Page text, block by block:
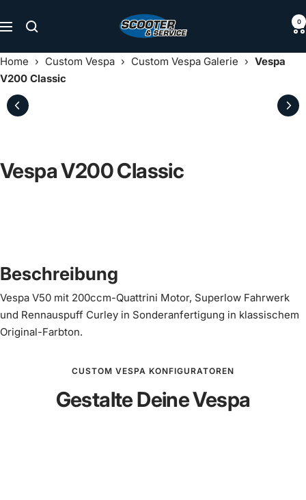
zum
Navigation
Scooter
Service
0
Home › Custom Vespa › Custom Vespa Galerie › Vespa
V200 Classic
Vespa V200 Classic
Beschreibung
Vespa V50 mit 200ccm-Quattrini Motor, Superlow Fahrwerk
und Rennauspuff Curley in Sonderanfertigung in klassischem
Original-Farbton.
CUSTOM VESPA KONFIGURATOREN
Gestalte Deine Vespa